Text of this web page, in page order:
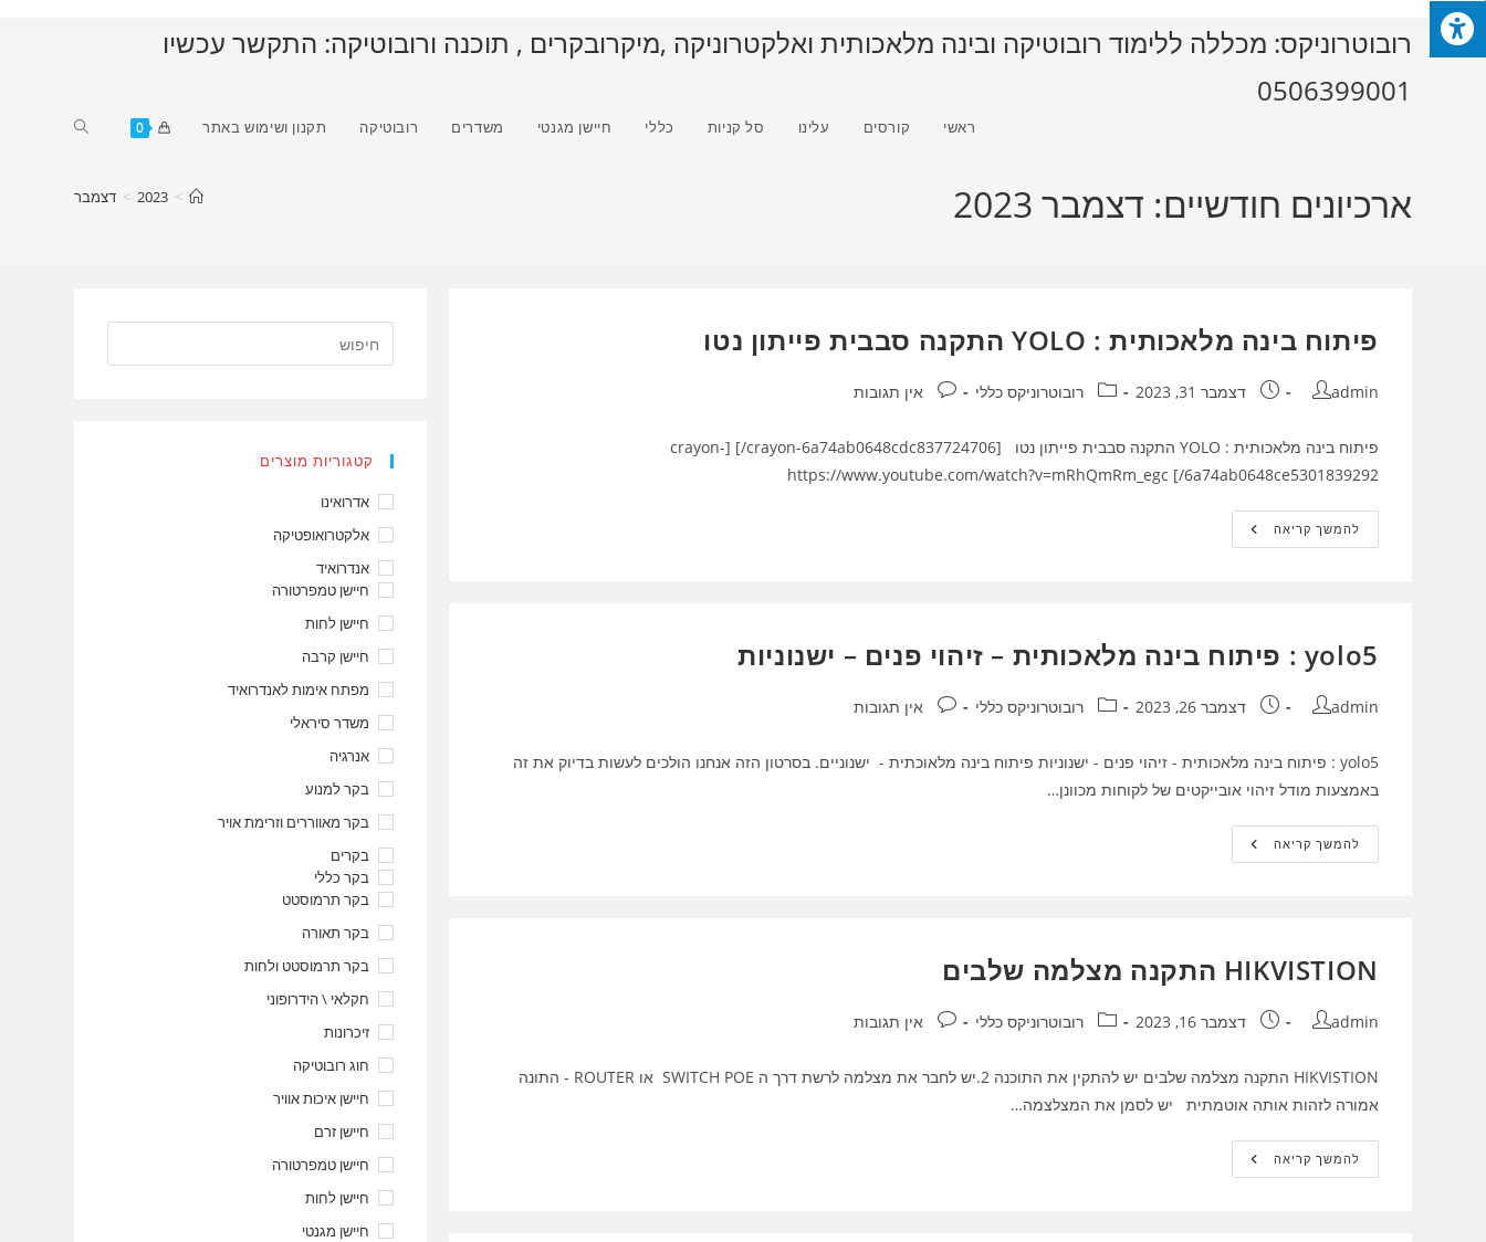
Skip
to
רובוטרוניקס: מכללה ללימוד רובוטיקה ובינה מלאכותית ואלקטרוניקה ,מיקרובקרים , תוכנה ורובוטיקה: התקשר עכשיו
0506399001
ראשי קורסים עלינו סל קניות כללי חיישן מגנטי משדרים רובוטיקה תקנון ושימוש באתר 0
Toggle
ארכיונים חודשיים: דצמבר 2023 >
2023
> דצמבר
פיתוח בינה מלאכותית : YOLO התקנה סבבית פייתון נטו
מחבר:
admin פורסם:דצמבר 31, 2023 קטגוריה:רובוטרוניקס כללי תגובות:אין תגובות
פיתוח בינה מלאכותית : YOLO התקנה סבבית פייתון נטו [crayon-6a74ab0648cdc837724706/] [crayon-
6a74ab0648ce5301839292/] https://www.youtube.com/watch?v=mRhQmRm_egc
להמשך קריאהפיתוח
בינה
נטו yolo5 : פיתוח בינה מלאכותית – זיהוי פנים – ישנוניות
מחבר:
admin פורסם:דצמבר 26, 2023 קטגוריה:רובוטרוניקס כללי תגובות:אין תגובות
yolo5 : פיתוח בינה מלאכותית - זיהוי פנים - ישנוניות פיתוח בינה מלאוכתית - ישנוניים. בסרטון הזה אנחנו הולכים לעשות בדיוק את זה
באמצעות מודל זיהוי אובייקטים של לקוחות מכוונן…
להמשך קריאהYolo5
:
–
ישנוניות
HIKVISTION התקנה מצלמה שלבים
מחבר:
admin פורסם:דצמבר 16, 2023 קטגוריה:רובוטרוניקס כללי תגובות:אין תגובות
HIKVISTION התקנה מצלמה שלבים יש להתקין את התוכנה 2.יש לחבר את מצלמה לרשת דרך ה SWITCH POE או ROUTER - התונה
אמורה לזהות אותה אוטמתית יש לסמן את המצלצמה…
להמשך קריאהHIKVISTION
התקנה
קטגוריות מוצרים
אדרואינו
אלקטרואופטיקה
אנדרואיד
חיישן טמפרטורה
חיישן לחות
חיישן קרבה
מפתח אימות לאנדרואיד
משדר סיראלי
אנרגיה
בקר למנוע
בקר מאווררים וזרימת אויר
בקרים
בקר כללי
בקר תרמוסטט
בקר תאורה
בקר תרמוסטט ולחות
חקלאי \ הידרופוני
זיכרונות
חוג רובוטיקה
חיישן איכות אוויר
חיישן זרם
חיישן טמפרטורה
חיישן לחות
חיישן מגנטי